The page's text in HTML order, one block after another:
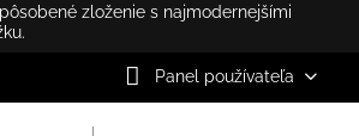
zloženie s najmodernejšími
Panel používateľa